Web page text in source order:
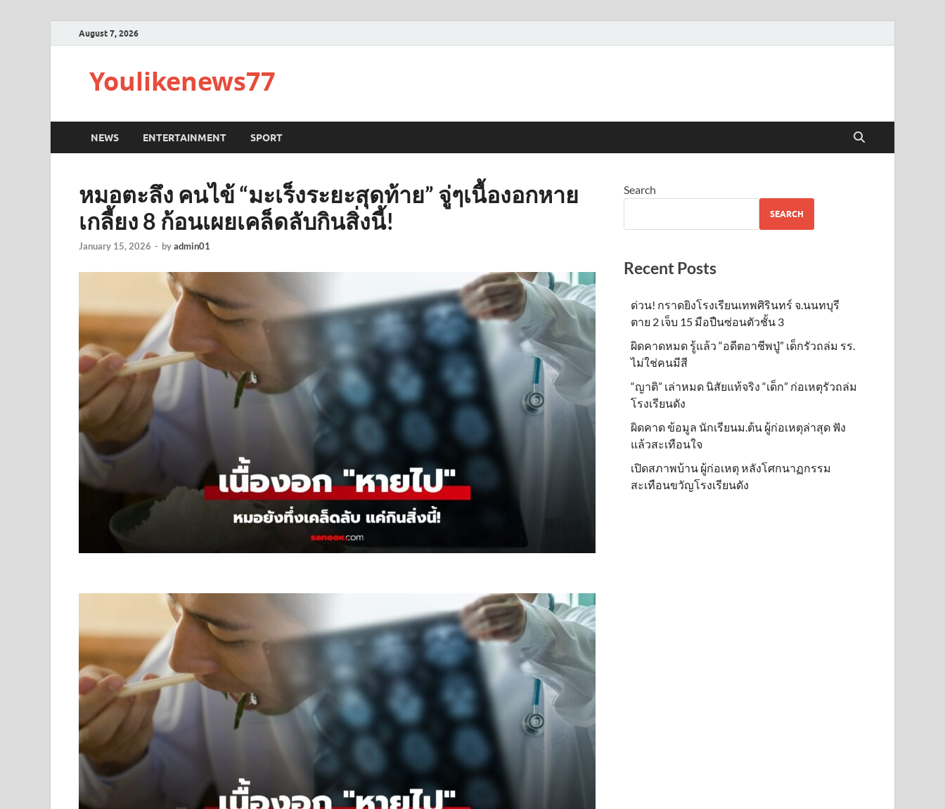
August 7, 2026
Youlikenews77
NEWS ENTERTAINMENT SPORT
หมอตะลึง คนไข้ “มะเร็งระยะสุดท้าย” จู่ๆเนื้องอกหาย
เกลี้ยง 8 ก้อนเผยเคล็ดลับกินสิ่งนี้!
January 15, 2026 - byadmin01
Search
SEARCH
Recent Posts
ด่วน! กราดยิงโรงเรียนเทพศิรินทร์ จ.นนทบุรี
ตาย 2 เจ็บ 15 มือปืนซ่อนตัวชั้น 3
ผิดคาดหมด รู้แล้ว “อดีตอาชีพปู่” เด็กรัวถล่ม รร.
ไม่ใช่คนมีสี
“ญาติ” เล่าหมด นิสัยแท้จริง “เด็ก” ก่อเหตุรัวถล่ม
โรงเรียนดัง
ผิดคาด ข้อมูล นักเรียนม.ต้น ผู้ก่อเหตุล่าสุด ฟัง
แล้วสะเทือนใจ
เปิดสภาพบ้าน ผู้ก่อเหตุ หลังโศกนาฏกรรม
สะเทือนขวัญโรงเรียนดัง